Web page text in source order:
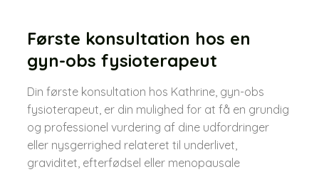
Første konsultation hos en
gyn-obs fysioterapeut
Din første konsultation hos Kathrine, gyn-obs
fysioterapeut, er din mulighed for at få en grundig
og professionel vurdering af dine udfordringer
eller nysgerrighed relateret til underlivet,
graviditet, efterfødsel eller menopausale